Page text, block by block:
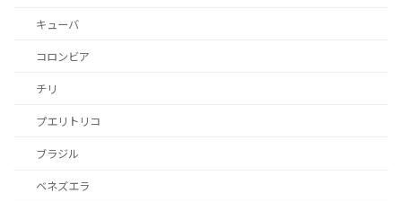
キューバ
コロンビア
チリ
プエリトリコ
ブラジル
ベネズエラ